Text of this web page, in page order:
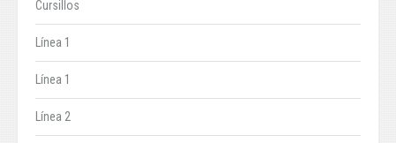
Cursillos
Línea 1
Línea 1
Línea 2